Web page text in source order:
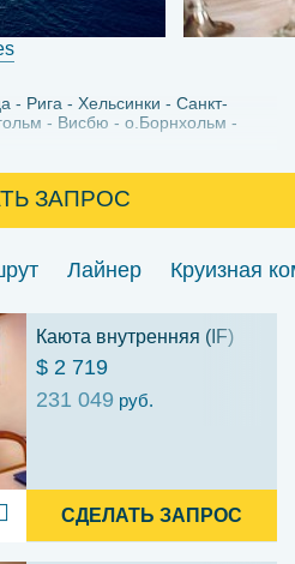
Рига Хельсинки
Санкт-
Висбю
о.Борнхольм
ЗАПРОС
Лайнер Круизная
Каюта внутренняя (IF)
$ 2 719
231 049 руб.
СДЕЛАТЬ ЗАПРОС